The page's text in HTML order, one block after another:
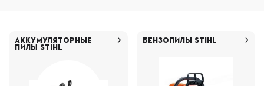
АККУМУЛЯТОРНЫЕ
ПИЛЫ STIHL
БЕНЗОПИЛЫ STIHL